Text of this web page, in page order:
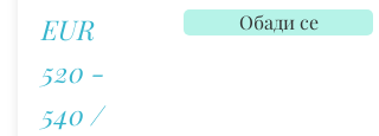
EUR
520 -
540 /
Обади се